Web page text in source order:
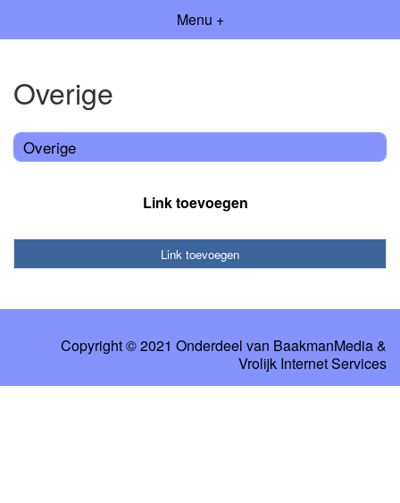
Menu +
Overige
Overige
Link toevoegen
Link toevoegen
Copyright © 2021 Onderdeel van BaakmanMedia&
Vrolijk Internet Services